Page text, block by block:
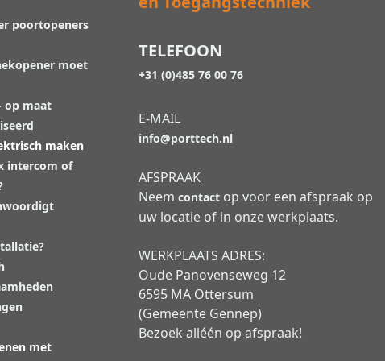
poortopeners
moet
op maat
maken
intercom of
met
TELEFOON
+31 (0)485 76 00 76
E-MAIL
info@porttech.nl
AFSPRAAK
Neem contact op voor een afspraak op
uw locatie of in onze werkplaats.
WERKPLAATS ADRES:
Oude Panovenseweg 12
6595 MA Ottersum
(Gemeente Gennep)
Bezoek alléén op afspraak!